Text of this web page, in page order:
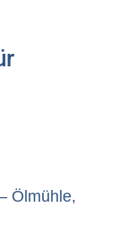
Ölmühle,